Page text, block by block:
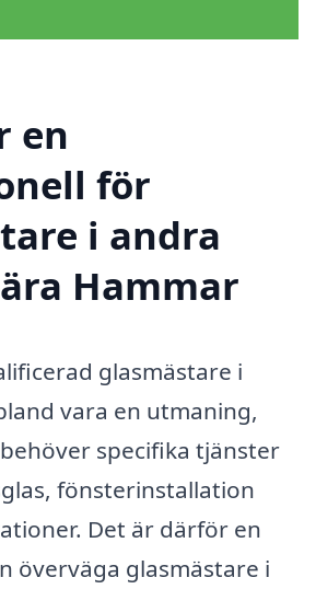
en
för
i andra
Hammar
glasmästare i
vara en utmaning,
specifika tjänster
fönsterinstallation
Det är därför en
överväga glasmästare i